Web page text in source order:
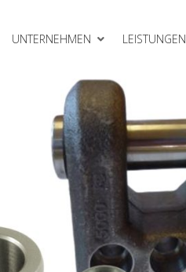
UNTERNEHMEN LEISTUNGEN
Gleitelemente
Rollbieger
Schneidelemente
VEP Gasdruckfedern
Zubehör